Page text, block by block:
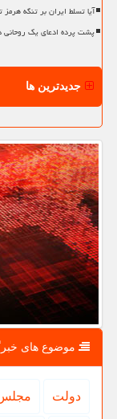
آیا تسلط ایران بر تنگه
پشت پرده ادعای یک روحانی در رابطه با ۲۸ بار
جدیدترین ها
موضوع های
دولت